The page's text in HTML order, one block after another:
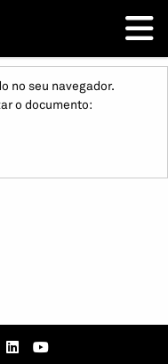
no seu navegador.
o documento: